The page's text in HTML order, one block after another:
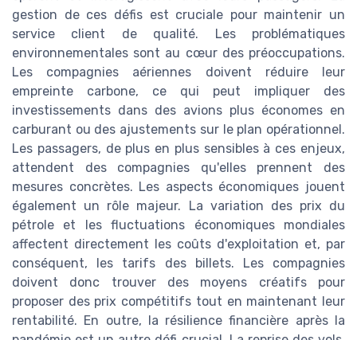
gestion de ces défis est cruciale pour maintenir un
service client de qualité. Les problématiques
environnementales sont au cœur des préoccupations.
Les compagnies aériennes doivent réduire leur
empreinte carbone, ce qui peut impliquer des
investissements dans des avions plus économes en
carburant ou des ajustements sur le plan opérationnel.
Les passagers, de plus en plus sensibles à ces enjeux,
attendent des compagnies qu'elles prennent des
mesures concrètes. Les aspects économiques jouent
également un rôle majeur. La variation des prix du
pétrole et les fluctuations économiques mondiales
affectent directement les coûts d'exploitation et, par
conséquent, les tarifs des billets. Les compagnies
doivent donc trouver des moyens créatifs pour
proposer des prix compétitifs tout en maintenant leur
rentabilité. En outre, la résilience financière après la